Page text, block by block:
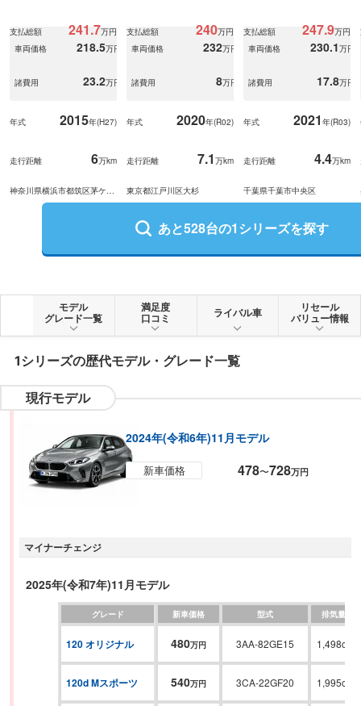
支払総額 241.7万円
車両価格
218.5万円
諸費用 23.2万円
年式 2015年(H27)
走行距離 6万km
神奈川県横浜市都筑区茅ケ崎
東
支払総額 240万円
車両価格
232万円
諸費用 8万円
年式 2020年(R02)
走行距離 7.1 万km
東京都江戸川区大杉
支払総額 247.9万円
車両価格
230.1万円
諸費用 17.8万円
年式 2021 年(R03)
走行距離 4.4万km
千葉県千葉市中央区
あと528台の1シリーズを探す
モデル
グレード一覧
満足度
口コミ ライバル車 リセール
バリュー情報
1シリーズの歴代モデル・グレード一覧
現行モデル
2024年(令和6年)11月モデル
新車価格 478〜728万円
マイナーチェンジ
2025年(令和7年)11月モデル
グレード 新車価格 型式 排気量
120 オリジナル 480万円 3AA-82GE15 1,498cc
120d Mスポーツ 540万円 3CA-22GF20 1,995cc